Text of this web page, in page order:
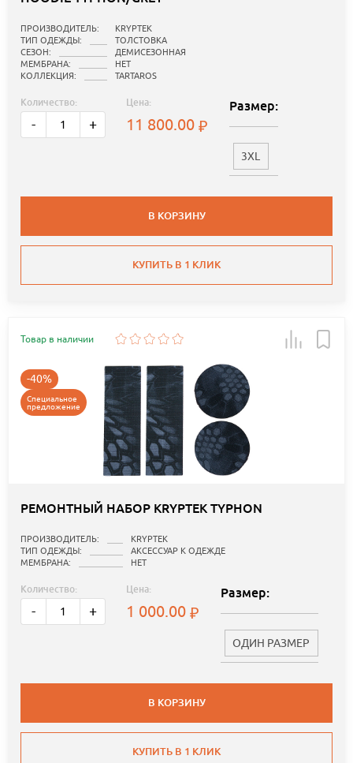
ПРОИЗВОДИТЕЛЬ:
KRYPTEK
ТИП ОДЕЖДЫ:
ТОЛСТОВКА
СЕЗОН:
ДЕМИСЕЗОННАЯ
МЕМБРАНА:
НЕТ
КОЛЛЕКЦИЯ:
TARTAROS
Количество:
- +
Цена:
11 800.00
Размер:
3XL
В КОРЗИНУ
КУПИТЬ В 1 КЛИК
Товар в наличии
-40%
Специальное
предложение
РЕМОНТНЫЙ НАБОР KRYPTEK TYPHON
ПРОИЗВОДИТЕЛЬ:
KRYPTEK
ТИП ОДЕЖДЫ:
АКСЕССУАР К ОДЕЖДЕ
МЕМБРАНА:
НЕТ
Количество:
- +
Цена:
1 000.00
Размер:
ОДИН РАЗМЕР
В КОРЗИНУ
КУПИТЬ В 1 КЛИК